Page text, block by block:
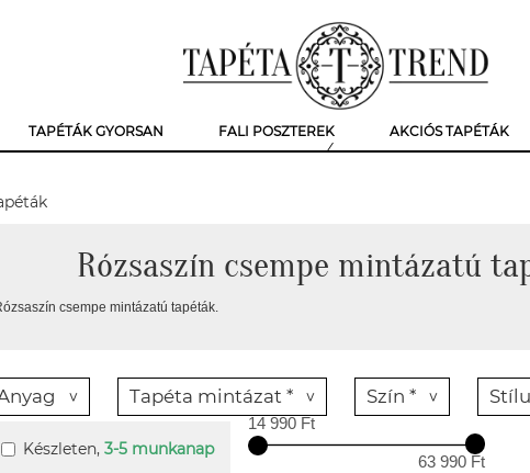
TAPÉTÁK GYORSAN FALI POSZTEREK AKCIÓS TAPÉTÁK
Rózsaszín csempe mintázatú
csempe mintázatú tapéták.
Tapéta mintázat * Szín *
Készleten, 3-5 munkanap
14 990 Ft
63 990 Ft